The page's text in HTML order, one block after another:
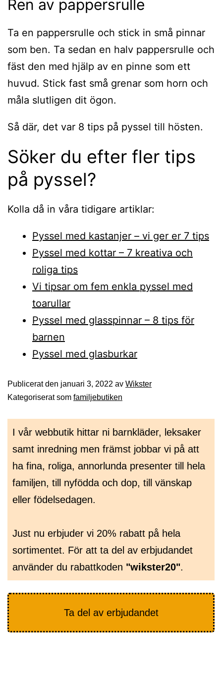
Ren av pappersrulle
Ta en pappersrulle och stick in små pinnar
som ben. Ta sedan en halv pappersrulle och
fäst den med hjälp av en pinne som ett
huvud. Stick fast små grenar som horn och
måla slutligen dit ögon.
Så där, det var 8 tips på pyssel till hösten.
Söker du efter fler tips
på pyssel?
Kolla då in våra tidigare artiklar:
Pyssel med kastanjer – vi ger er 7 tips
Pyssel med kottar – 7 kreativa och
roliga tips
Vi tipsar om fem enkla pyssel med
toarullar
Pyssel med glasspinnar – 8 tips för
barnen
Pyssel med glasburkar
Publicerat den januari 3, 2022 av Wikster
Kategoriserat som familjebutiken
Inläggsnavigering
I vår webbutik hittar ni barnkläder, leksaker
samt inredning men främst jobbar vi på att
ha fina, roliga, annorlunda presenter till hela
familjen, till nyfödda och dop, till vänskap
eller födelsedagen.
Just nu erbjuder vi 20% rabatt på hela
sortimentet. För att ta del av erbjudandet
använder du rabattkoden "wikster20".
Ta del av erbjudandet